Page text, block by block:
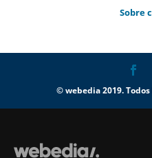
Sobre
© webedia 2019.